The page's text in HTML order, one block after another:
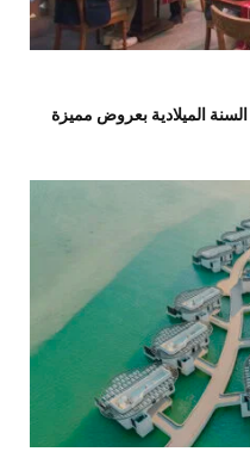
الميلادية بعروض مميزة